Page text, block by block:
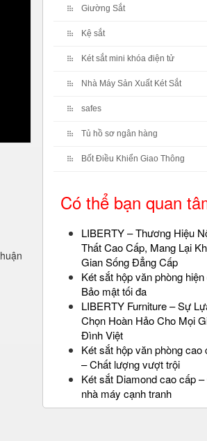
Giường Sắt
Kệ sắt
Két sắt mini khóa điện tử
Nhà Máy Sản Xuất Két Sắt
safes
Tủ hồ sơ ngân hàng
Bốt Điều Khiển Giao Thông
Có thể bạn quan
LIBERTY – Thương Hiệu
Thất Cao Cấp, Mang Lại
Gian Sống Đẳng Cấp
Két sắt hộp văn phòng hiện
Bảo mật tối đa
LIBERTY Furniture – Sự
Chọn Hoàn Hảo Cho Mọi
Đình Việt
Két sắt hộp văn phòng cao
– Chất lượng vượt trội
Két sắt Diamond cao cấp –
nhà máy cạnh tranh